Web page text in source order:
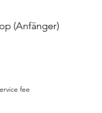
(Anfänger)
fee